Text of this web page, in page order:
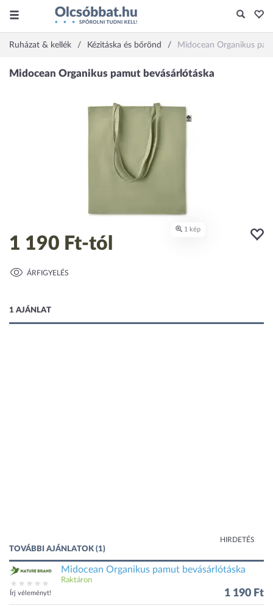
Ruházat & kellék Kézitáska és bőrönd Midocean Organikus
1 190 Ft-tól
ÁRFIGYELÉS
1 AJÁNLAT
HIRDETÉS
TOVÁBBI AJÁNLATOK (1)
Írj véleményt!
Midocean Organikus pamut bevásárlótáska
Raktáron
1 190 Ft